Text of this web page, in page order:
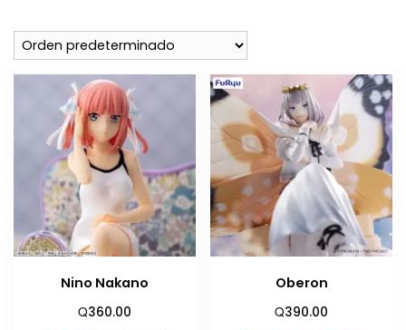
Nino Nakano
Q360.00
Oberon
Q390.00